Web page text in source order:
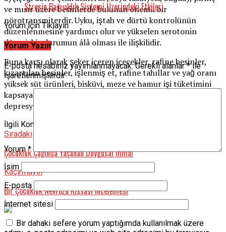
ve mısır üzere besinlerde bulunan önemli bir
nörotransmiterdir. Uyku, iştah ve dürtü kontrolünün
düzenlenmesine yardımcı olur ve yükselen serotonin
düzeyi, his durumun âlâ olması ile ilişkilidir.
Buna karşı olarak şeker içeren içecekler, rafine besinler,
kızartılan besinler, işlenmiş et, rafine tahıllar ve yağ oranı
yüksek süt ürünleri, bisküvi, meze ve hamur işi tüketimini
kapsayan sağlıksız beslenme alışkanlıklarının artan
depresyon riski ile ilişkili olduğu gösterilmektedir.
İlgili Konular:
Sıradaki
Çocukluk Çağında Yaşanan Duygusal İhmal
Kaçırmayın
Bir Çocukluk Nevrozu Kıssası İncelemesi
Stresin Bağışıklık Sistemi Üzerindeki Etkileri
Yorum İçin Tıklayın
Yorum Yazın
E-posta hesabınız yayımlanmayacak. Gerekli alanlar*ile
işaretlenmişlerdir
Yorum*
İsim
E-posta
İnternet sitesi
Bir dahaki sefere yorum yaptığımda kullanılmak üzere